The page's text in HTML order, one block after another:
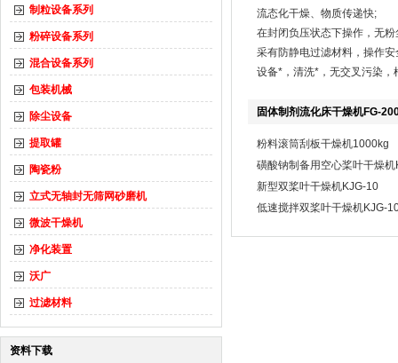
制粒设备系列
粉碎设备系列
混合设备系列
包装机械
除尘设备
提取罐
陶瓷粉
立式无轴封无筛网砂磨机
微波干燥机
净化装置
沃广
过滤材料
资料下载
流态化干燥、物质传递快;
在封闭负压状态下操作，无粉
采有防静电过滤材料，操作安
设备*，清洗*，无交叉污染
固体制剂流化床干燥机FG-
粉料滚筒刮板干燥机1000kg
磺酸钠制备用空心桨叶干燥
新型双桨叶干燥机KJG-10
低速搅拌双桨叶干燥机KJG-